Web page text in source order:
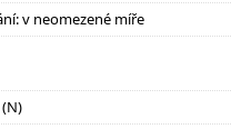
v neomezené míře